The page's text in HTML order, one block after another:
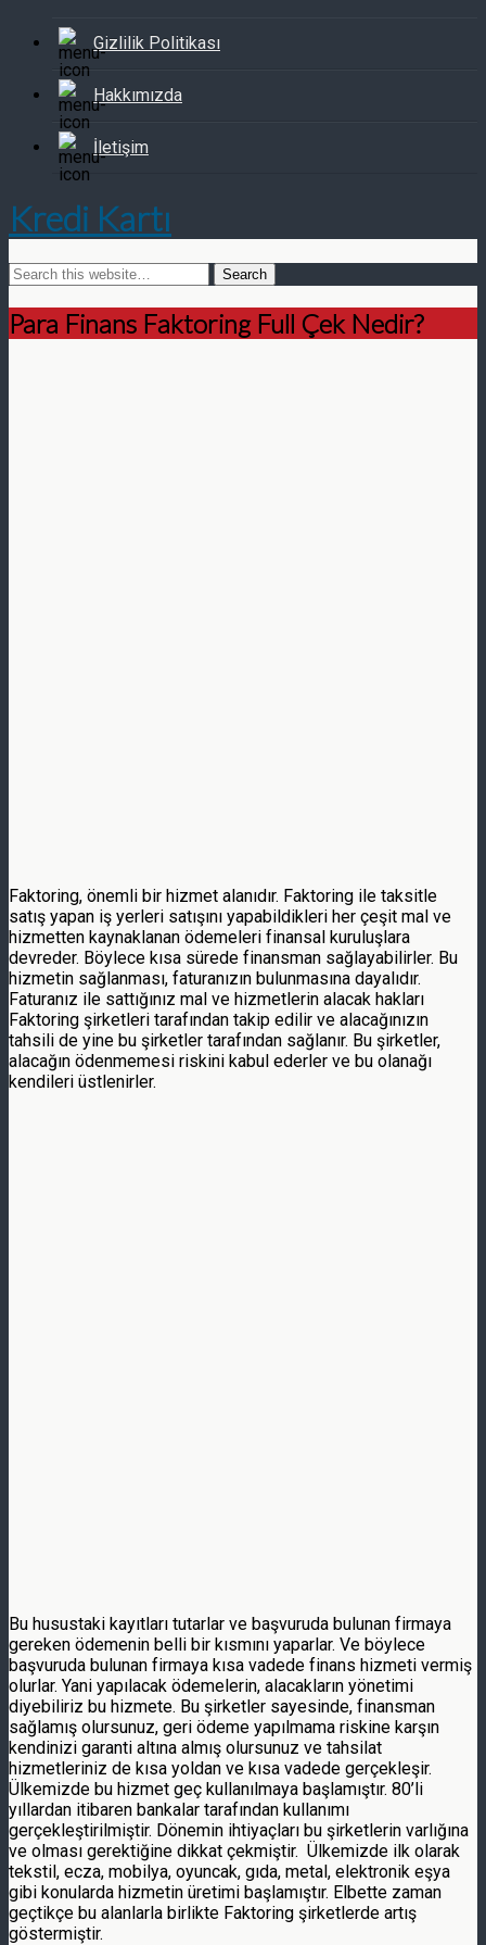
Gizlilik Politikası
Hakkımızda
İletişim
Kredi Kartı
Para Finans Faktoring Full Çek Nedir?
Faktoring, önemli bir hizmet alanıdır. Faktoring ile taksitle
satış yapan iş yerleri satışını yapabildikleri her çeşit mal ve
hizmetten kaynaklanan ödemeleri finansal kuruluşlara
devreder. Böylece kısa sürede finansman sağlayabilirler. Bu
hizmetin sağlanması, faturanızın bulunmasına dayalıdır.
Faturanız ile sattığınız mal ve hizmetlerin alacak hakları
Faktoring şirketleri tarafından takip edilir ve alacağınızın
tahsili de yine bu şirketler tarafından sağlanır. Bu şirketler,
alacağın ödenmemesi riskini kabul ederler ve bu olanağı
kendileri üstlenirler.
Bu husustaki kayıtları tutarlar ve başvuruda bulunan firmaya
gereken ödemenin belli bir kısmını yaparlar. Ve böylece
başvuruda bulunan firmaya kısa vadede finans hizmeti vermiş
olurlar. Yani yapılacak ödemelerin, alacakların yönetimi
diyebiliriz bu hizmete. Bu şirketler sayesinde, finansman
sağlamış olursunuz, geri ödeme yapılmama riskine karşın
kendinizi garanti altına almış olursunuz ve tahsilat
hizmetleriniz de kısa yoldan ve kısa vadede gerçekleşir.
Ülkemizde bu hizmet geç kullanılmaya başlamıştır. 80’li
yıllardan itibaren bankalar tarafından kullanımı
gerçekleştirilmiştir. Dönemin ihtiyaçları bu şirketlerin varlığına
ve olması gerektiğine dikkat çekmiştir. Ülkemizde ilk olarak
tekstil, ecza, mobilya, oyuncak, gıda, metal, elektronik eşya
gibi konularda hizmetin üretimi başlamıştır. Elbette zaman
geçtikçe bu alanlarla birlikte Faktoring şirketlerde artış
göstermiştir.